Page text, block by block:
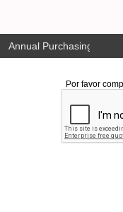
Annual Purchasing Plan
Por favor